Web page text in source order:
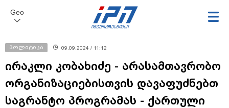
Geo
პოლიტიკა 09.09.2024 / 11:12
ირაკლი კობახიძე - არასამთავრობო
ორგანიზაციებისთვის დავაფუძნებთ
საგრანტო პროგრამას - ქართული